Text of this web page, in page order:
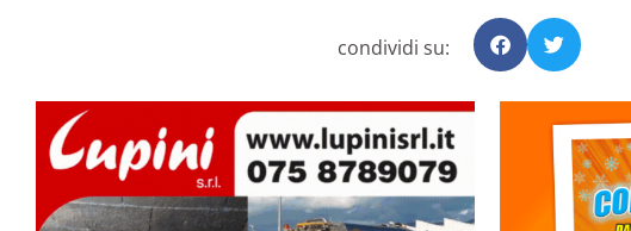
condividi su: